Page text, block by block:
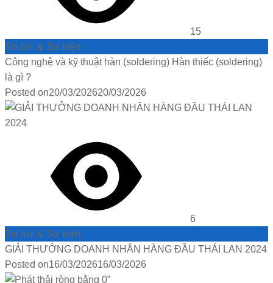
15
Tin tức & Sự kiện
Công nghệ và kỹ thuật hàn (soldering) Hàn thiếc (soldering)
là gì ?
Posted on20/03/202620/03/2026
6
Tin tức & Sự kiện
GIẢI THƯỞNG DOANH NHÂN HÀNG ĐẦU THÁI LAN 2024
Posted on16/03/202616/03/2026